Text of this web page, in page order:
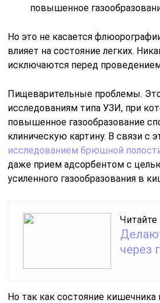
повышенное
Но это не касается
влияет на состояние легких.
исключаются перед
Пищеварительные проблемы.
исследованиям типа УЗИ, при
повышенное газообразование
клиническую картину. В связи с
исследованием брюшной
даже прием адсорбентом с
усиленного газообразования в
Читайте
через
Но так как состояние кишечника